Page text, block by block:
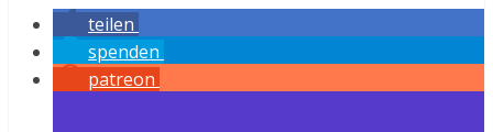
teilen
spenden
patreon